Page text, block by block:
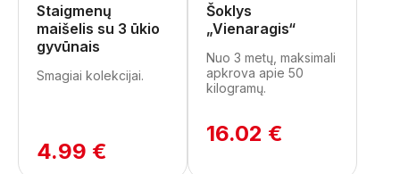
Staigmenų
maišelis su 3 ūkio
gyvūnais
Smagiai kolekcijai.
4.99 €
Šoklys
„Vienaragis“
Nuo 3 metų, maksimali
apkrova apie 50
kilogramų.
16.02 €